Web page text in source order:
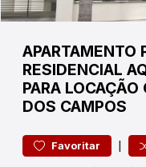
APARTAMENTO
RESIDENCIAL
PARA
DOS CAMPOS
Favoritar |